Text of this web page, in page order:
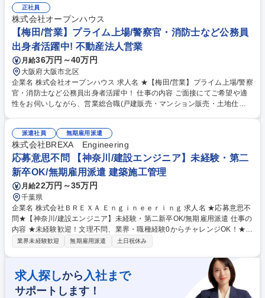
キャンペーンや特別メニューの提案/店舗ブランディング企画提案等にも挑
戦できます。【例えば…】担当エリア内のヘア/ネイル/エステサロン・ジ
ム・ヨガ等に対し、『HOT PEPPER Beauty』を用いた集客支援と、『SA
LON BOARD』を用いた業務支援を実施します。 募集職種 【宇都宮】★H
OT PEPPER Beautyの企画営業★美容業界の進化と発展のサポーター
正社員
株式会社オープンハウス
【梅田/営業】プライム上場/警察官・消防士など公務員
出身者活躍中! 不動産法人営業
月給36万円～40万円
大阪府大阪市北区
企業名 株式会社オープンハウス 求人名 ★【梅田/営業】プライム上場/警察
官・消防士など公務員出身者活躍中！ 仕事の内容 ご面接にてご希望や適
性をお伺いしながら、営業総合職(戸建販売・マンション販売・土地仕入
85%以上が年収アップを実現！圧倒的な企業の成長から現在年間400名の
キャリア採用実施中！今チャンスを掴みませんか？■2025年4月から営業
総合職の最低月給が36万円に引き上げられました！固定給が高く、インセ
ンティブ比率も高いです。中途入社者の90%が未経験からスタートです
が、年次を問わず実力に応じた役職や報酬をご用意します。変更の範囲：
当社グループの業務全般 募集職種 ★【梅田/営業】プライム上場/警察官・
消防士など公務員出身者活躍中！
派遣社員 無期雇用派遣
株式会社BREXA Engineering
応募意思不問 【神奈川/建設エンジニア】未経験・第二
新卒OK/無期雇用派遣 建築施工管理
月給22万円～35万円
千葉県
企業名 株式会社ＢＲＥＸＡ Ｅｎｇｉｎｅｅｒｉｎｇ 求人名 ★応募意思不
問★【神奈川/建設エンジニア】未経験・第二新卒OK/無期雇用派遣 仕事の
内容 ★未経験歓迎！文理不問、業界・職種経験0からチャレンジOK！★
施工管理ってなに？キャリアパスや研修内容は？共同エンジニアリングっ
★まずは話を聞いてみたい、という方もご参加可能です。ご要件を満たし
ている方には当日のWEBリンクをお送りします。 【施工管理とは？】建
設現場で「工程・安全・品質・コスト」の管理を行うお仕事です。チーム
で現場を動かし、スケジュール通りに建物やインフラを完成させる、「現
業界未経験歓迎 無期雇用派遣 土日祝休み
求人探しから 入社まで
サポートします！